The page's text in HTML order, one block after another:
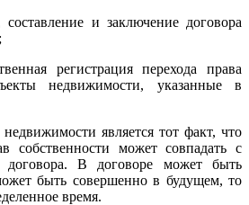
и заключение договора
регистрация перехода права
недвижимости, указанные в
является тот факт, что
собственности может совпадать с
договора. В договоре может быть
быть совершенно в будущем, то
время.